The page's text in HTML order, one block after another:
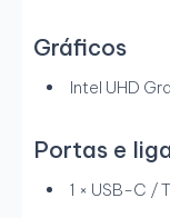
Gráficos
Intel UHD
Portas e
1 × USB-C /